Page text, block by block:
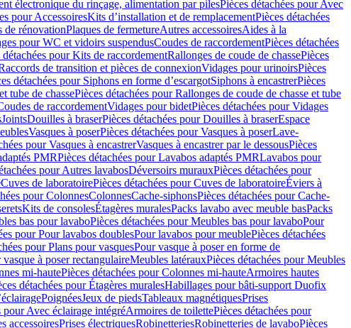
électronique du rinçage, alimentation par pilesPièces détachées pour Avec
pour AccessoiresKits d’installation et de remplacementPièces détachées
de rénovationPlaques de fermetureAutres accessoiresAides à la
pour WC et vidoirs suspendusCoudes de raccordementPièces détachées
détachées pour Kits de raccordementRallonges de coude de chassePièces
de transition et pièces de connexionVidages pour urinoirsPièces
détachées pour Siphons en forme d’escargotSiphons à encastrerPièces
tube de chassePièces détachées pour Rallonges de coude de chasse et tube
de raccordementVidages pour bidetPièces détachées pour Vidages
JointsDouilles à braserPièces détachées pour Douilles à braserEspace
Vasques à poserPièces détachées pour Vasques à poserLave-
pour Vasques à encastrerVasques à encastrer par le dessousPièces
PMRPièces détachées pour Lavabos adaptés PMRLavabos pour
pour Autres lavabosDéversoirs murauxPièces détachées pour
Cuves de laboratoirePièces détachées pour Cuves de laboratoireÉviers à
pour ColonnesColonnesCache-siphonsPièces détachées pour Cache-
Kits de consolesÉtagères muralesPacks lavabo avec meuble basPacks
bas pour lavaboPièces détachées pour Meubles bas pour lavaboPour
pour Pour lavabos doublesPour lavabos pour meublePièces détachées
pour Plans pour vasquesPour vasque à poser en forme de
à poser rectangulaireMeubles latérauxPièces détachées pour Meubles
mi-hautePièces détachées pour Colonnes mi-hauteArmoires hautes
détachées pour Étagères muralesHabillages pour bâti-support Duofix
PoignéesJeux de piedsTableaux magnétiquesPrises
pour Avec éclairage intégréArmoires de toilettePièces détachées pour
accessoiresPrises électriquesRobinetteriesRobinetteries de lavaboPièces